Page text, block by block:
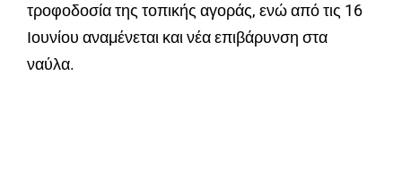
τροφοδοσία της τοπικής αγοράς, ενώ από τις 16
Ιουνίου αναμένεται και νέα επιβάρυνση στα
ναύλα.